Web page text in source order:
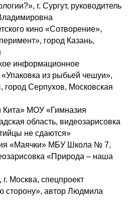
г. Сургут, руководитель
кино «Сотворение»,
город Казань,
информационное
из рыбьей чешуи»,
Серпухов, Московская
МОУ «Гимназия
область, видеозарисовка
не сдаются»
«Маячки» МБУ Школа № 7,
«Природа – наша
Москва, спецпроект
сторону», автор Людмила